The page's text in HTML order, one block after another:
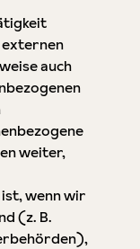
auch
weiter,
wenn wir
(z. B.